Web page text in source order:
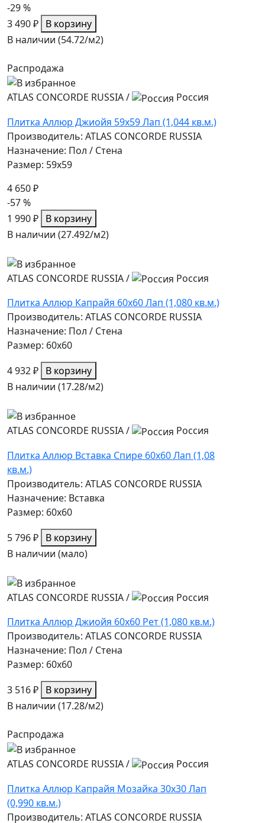
-29 %
3 490 ₽ В корзину
В наличии (54.72/м2)
Распродажа
ATLAS CONCORDE RUSSIA/
Россия
Плитка Аллюр Джиойя 59x59 Лап (1,044 кв.м.)
Производитель: ATLAS CONCORDE RUSSIA
Назначение: Пол / Стена
Размер: 59x59
4 650 ₽
-57 %
1 990 ₽ В корзину
В наличии (27.492/м2)
ATLAS CONCORDE RUSSIA/
Россия
Плитка Аллюр Капрайя 60x60 Лап (1,080 кв.м.)
Производитель: ATLAS CONCORDE RUSSIA
Назначение: Пол / Стена
Размер: 60x60
4 932 ₽ В корзину
В наличии (17.28/м2)
ATLAS CONCORDE RUSSIA/
Россия
Плитка Аллюр Вставка Спире 60x60 Лап (1,08
кв.м.)
Производитель: ATLAS CONCORDE RUSSIA
Назначение: Вставка
Размер: 60x60
5 796 ₽ В корзину
В наличии (мало)
ATLAS CONCORDE RUSSIA/
Россия
Плитка Аллюр Джиойя 60x60 Рет (1,080 кв.м.)
Производитель: ATLAS CONCORDE RUSSIA
Назначение: Пол / Стена
Размер: 60x60
3 516 ₽ В корзину
В наличии (17.28/м2)
Распродажа
ATLAS CONCORDE RUSSIA/
Россия
Плитка Аллюр Капрайя Мозайка 30x30 Лап
(0,990 кв.м.)
Производитель: ATLAS CONCORDE RUSSIA